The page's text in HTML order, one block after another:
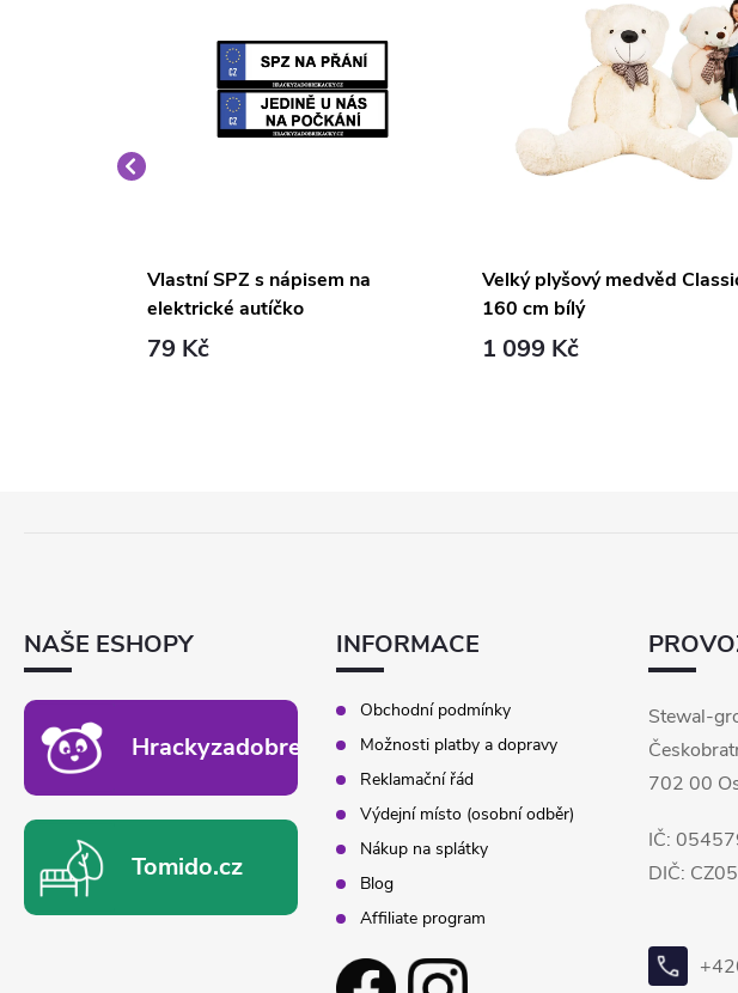
Vlastní SPZ s nápisem na
elektrické autíčko
79 Kč
Velký plyšový medvěd
160 cm bílý
1 099 Kč
NAŠE ESHOPY
Hrackyzadobrekacky.cz
Tomido.cz
INFORMACE
Obchodní podmínky
Možnosti platby a dopravy
Reklamační řád
Výdejní místo (osobní odběr)
Nákup na splátky
Blog
Affiliate program
Stewal-
702 00
IČ:
DIČ: